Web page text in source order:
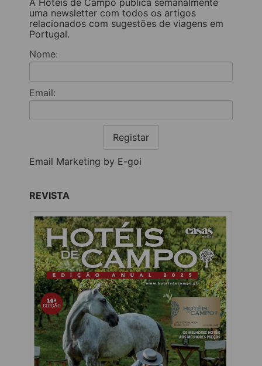
A Hotéis de Campo publica semanalmente
uma newsletter com todos os artigos
relacionados com sugestões de viagens em
Portugal.
Nome:
Email:
Registar
Email Marketing by E-goi
REVISTA